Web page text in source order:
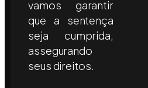
vamos garantir
que a sentença
seja cumprida,
assegurando
seus direitos.